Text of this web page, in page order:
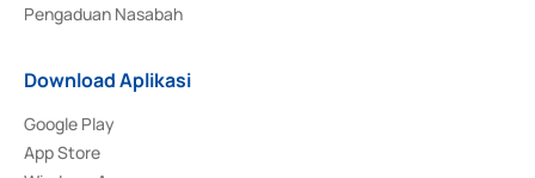
Pengaduan Nasabah
Download Aplikasi
Google Play
App Store